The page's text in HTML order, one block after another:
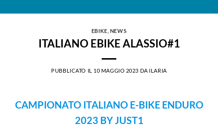
EBIKE NEWS
ITALIANO EBIKE ALASSIO#1
PUBBLICATO IL 10 MAGGIO 2023 DA ILARIA
CAMPIONATO ITALIANO E-BIKE ENDURO
2023 BY JUST1